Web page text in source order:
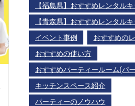
【福島県】おすすめレンタル
【青森県】おすすめレンタル
イベント事例
おすすめの
おすすめの使い方
おすすめパーティールーム(パ
キッチンスペース紹介
パーティーのノウハウ